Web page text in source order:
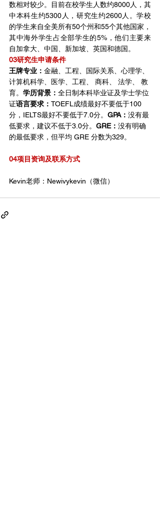
数相对较少。目前在校学生人数约8000人，其
中本科生约5300人，研究生约2600人。学校
的学生来自全美所有50个州和55个其他国家，
其中海外学生占全部学生的5%，他们主要来
自加拿大、中国、新加坡、英国和德国。
03研究生申请条件
王牌专业： 金融、工程、国际关系、心理学、
计算机科学、医学、工程、 商科、 法学、 教
育。 学历背景： 全日制本科毕业证及学士学位
证语言要求： TOEFL成绩最好不要低于100
分，IELTS最好不要低于7.0分。 GPA： 没有最
低要求，建议不低于3.0分。 GRE： 没有明确
的最低要求，但平均 GRE 分数为329。
04项目资询及联系方式
Kevin老师：Newivykevin（微信）